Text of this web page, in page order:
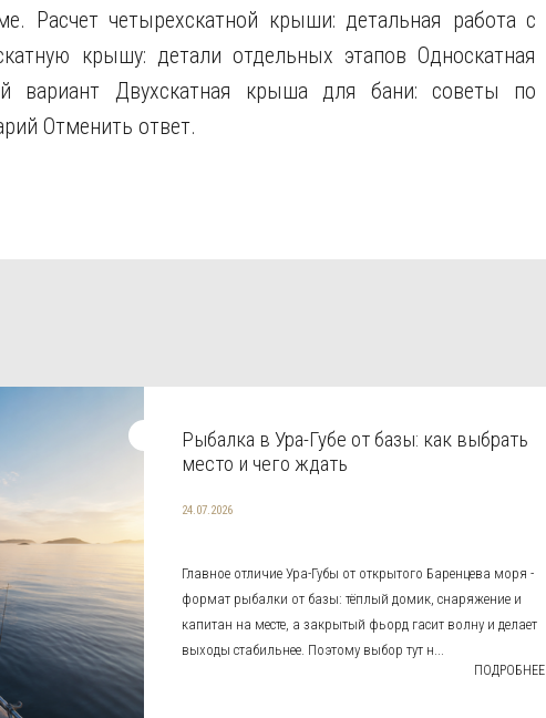
Расчет четырехскатной крыши: детальная работа с
крышу: детали отдельных этапов Односкатная
вариант Двухскатная крыша для бани: советы по
Отменить ответ.
Рыбалка в Ура-Губе от базы: как выбрать
место и чего ждать
24.07.2026
Главное отличие Ура-Губы от открытого Баренцева моря -
формат рыбалки от базы: тёплый домик, снаряжение и
капитан на месте, а закрытый фьорд гасит волну и делает
выходы стабильнее. Поэтому выбор тут н...
ПОДРОБНЕЕ